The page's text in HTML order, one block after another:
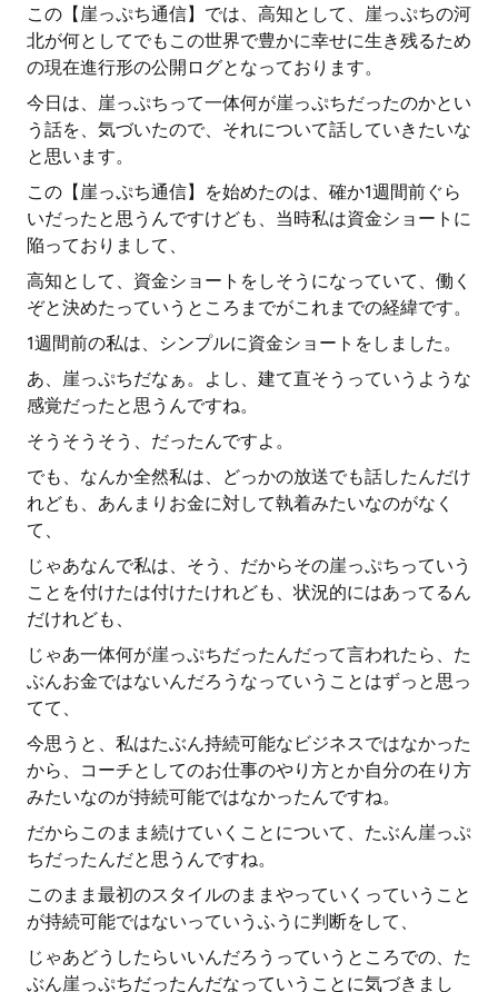
この【崖っぷち通信】では、高知として、崖っぷちの河
北が何としてでもこの世界で豊かに幸せに生き残るため
の現在進行形の公開ログとなっております。
今日は、崖っぷちって一体何が崖っぷちだったのかとい
う話を、気づいたので、それについて話していきたいな
と思います。
この【崖っぷち通信】を始めたのは、確か1週間前ぐら
いだったと思うんですけども、当時私は資金ショートに
陥っておりまして、
高知として、資金ショートをしそうになっていて、働く
ぞと決めたっていうところまでがこれまでの経緯です。
1週間前の私は、シンプルに資金ショートをしました。
あ、崖っぷちだなぁ。よし、建て直そうっていうような
感覚だったと思うんですね。
そうそうそう、だったんですよ。
でも、なんか全然私は、どっかの放送でも話したんだけ
れども、あんまりお金に対して執着みたいなのがなく
て、
じゃあなんで私は、そう、だからその崖っぷちっていう
ことを付けたは付けたけれども、状況的にはあってるん
だけれども、
じゃあ一体何が崖っぷちだったんだって言われたら、た
ぶんお金ではないんだろうなっていうことはずっと思っ
てて、
今思うと、私はたぶん持続可能なビジネスではなかった
から、コーチとしてのお仕事のやり方とか自分の在り方
みたいなのが持続可能ではなかったんですね。
だからこのまま続けていくことについて、たぶん崖っぷ
ちだったんだと思うんですね。
このまま最初のスタイルのままやっていくっていうこと
が持続可能ではないっていうふうに判断をして、
じゃあどうしたらいいんだろうっていうところでの、た
ぶん崖っぷちだったんだなっていうことに気づきまし